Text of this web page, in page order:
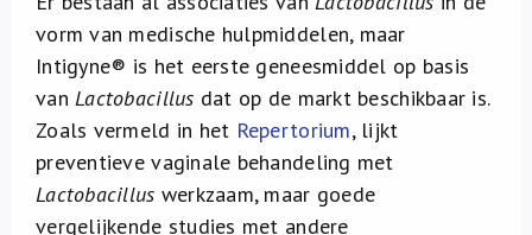
vorm van medische hulpmiddelen, maar
Intigyne® is het eerste geneesmiddel op basis
vanLactobacillus dat op de markt beschikbaar is.
Zoals vermeld in het Repertorium, lijkt
preventieve vaginale behandeling met
Lactobacillus werkzaam, maar goede
vergelijkende studies met andere